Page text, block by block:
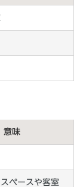
意味
ペースや客室